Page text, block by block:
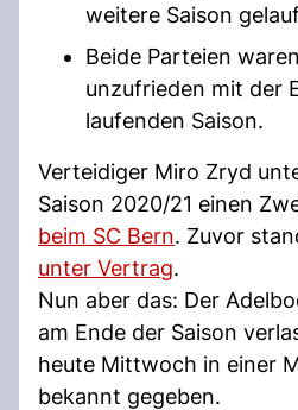
weitere Saison
Beide Parteien
unzufrieden mit der
laufenden Saison.
Verteidiger Miro Zryd
Saison 2020/21 einen
beim SC Bern. Zuvor
unter Vertrag.
Nun aber das: Der
am Ende der Saison
heute Mittwoch in einer
bekannt gegeben.